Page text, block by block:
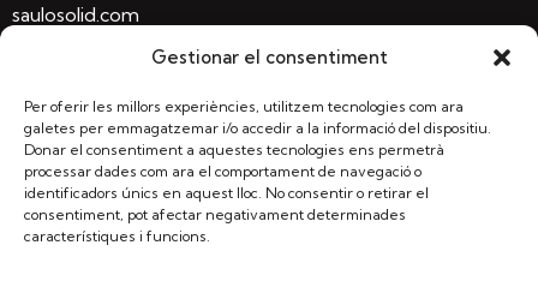
Gestionar el consentiment
Per oferir les millors experiències, utilitzem tecnologies com ara
galetes per emmagatzemar i/o accedir a la informació del dispositiu.
Donar el consentiment a aquestes tecnologies ens permetrà
processar dades com ara el comportament de navegació o
identificadors únics en aquest lloc. No consentir o retirar el
consentiment, pot afectar negativament determinades
característiques i funcions.
saulosolid.com
sauloconglomerat.com
sauloparc.com
terrasolida.com